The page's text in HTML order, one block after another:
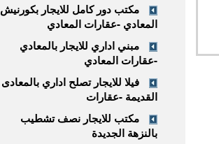
مكتب دور كامل للايجار بكورنيش
المعادي -عقارات المعادي
مبني اداري للايجار بالمعادي
-عقارات المعادي
فيلا للايجار تصلح اداري بالمعادى
القديمة -عقارات
مكتب للايجار نصف تشطيب
بالنزهة الجديدة